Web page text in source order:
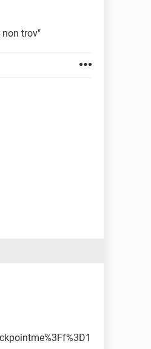
trov"